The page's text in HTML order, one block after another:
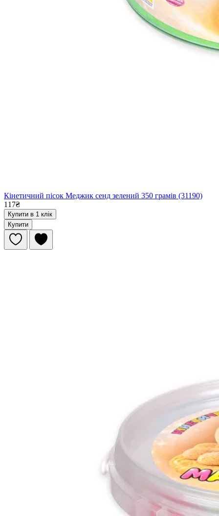
Кінетичний пісок Меджик сенд зелений 350 грамів (31190)
117₴
Купити в 1 клік
Купити